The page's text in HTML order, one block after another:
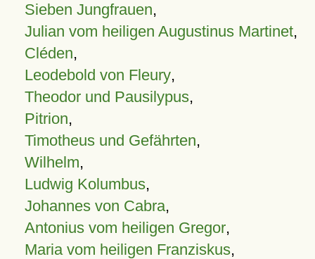
Sieben Jungfrauen,
Julian vom heiligen Augustinus Martinet,
Cléden,
Leodebold von Fleury,
Theodor und Pausilypus,
Pitrion,
Timotheus und Gefährten,
Wilhelm,
Ludwig Kolumbus,
Johannes von Cabra,
Antonius vom heiligen Gregor,
Maria vom heiligen Franziskus,